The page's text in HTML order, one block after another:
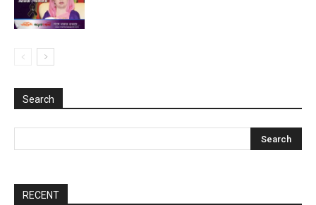
Search
RECENT